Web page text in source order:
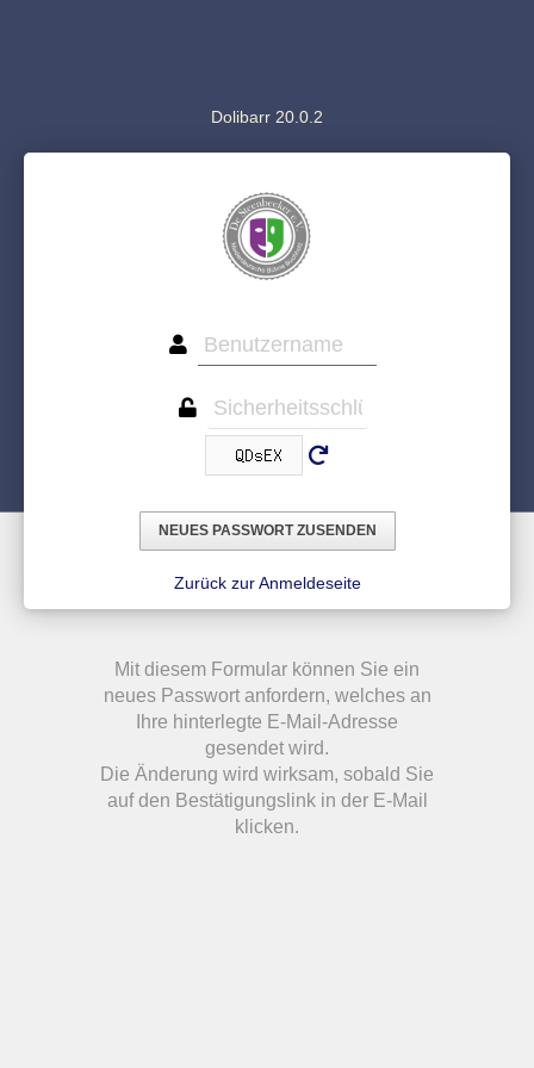
Dolibarr 20.0.2
Zurück zur Anmeldeseite
Mit diesem Formular können Sie ein
neues Passwort anfordern, welches an
Ihre hinterlegte E-Mail-Adresse
gesendet wird.
Die Änderung wird wirksam, sobald Sie
auf den Bestätigungslink in der E-Mail
klicken.